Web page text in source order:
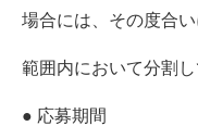
場合には、その度合
範囲内において分割し
● 応募期間